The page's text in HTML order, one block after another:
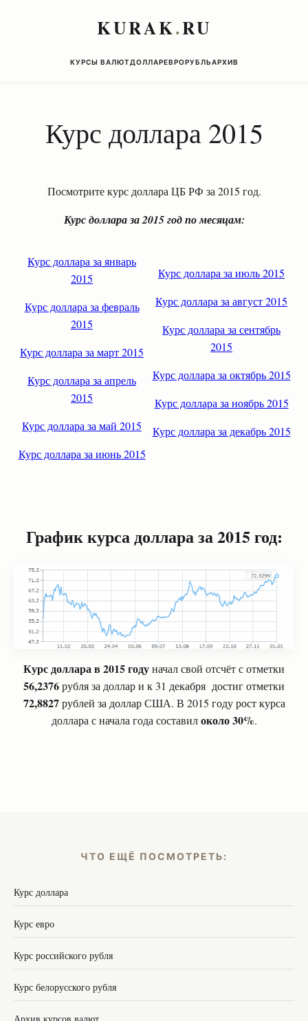
KURAK.RU
КУРСЫ ВАЛЮТДОЛЛАРЕВРОРУБЛЬАРХИВ
Курс доллара 2015
Посмотрите курс доллара ЦБ РФ за 2015 год.
Курс доллара за 2015 год по месяцам:
Курс доллара за январь
2015
Курс доллара за февраль
2015
Курс доллара за март 2015
Курс доллара за апрель
2015
Курс доллара за май 2015
Курс доллара за июнь 2015
Курс доллара за июль 2015
Курс доллара за август 2015
Курс доллара за сентябрь
2015
Курс доллара за октябрь 2015
Курс доллара за ноябрь 2015
Курс доллара за декабрь 2015
График курса доллара за 2015 год:
Курс доллара в 2015 годуначал свой отсчёт с отметки
56,2376рубля за доллар и к 31 декабря достиг отметки
72,8827рублей за доллар США. В 2015 году рост курса
доллара с начала года составилоколо 30%.
ЧТО ЕЩЁ ПОСМОТРЕТЬ:
Курс доллара
Курс евро
Курс российского рубля
Курс белорусского рубля
Архив курсов валют